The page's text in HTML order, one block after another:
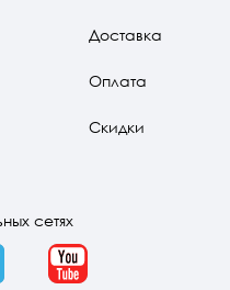
Доставка
Оплата
Скидки
сетях
YouTube